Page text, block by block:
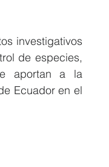
investigativos
de especies,
aportan a la
Ecuador en el